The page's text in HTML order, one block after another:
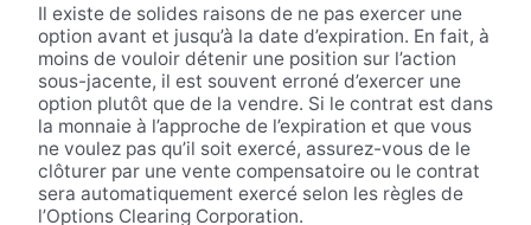
Il existe de solides raisons de ne pas exercer une
option avant et jusqu’à la date d’expiration. En fait, à
moins de vouloir détenir une position sur l’action
sous-jacente, il est souvent erroné d’exercer une
option plutôt que de la vendre. Si le contrat est dans
la monnaie à l’approche de l’expiration et que vous
ne voulez pas qu’il soit exercé, assurez-vous de le
clôturer par une vente compensatoire ou le contrat
sera automatiquement exercé selon les règles de
l’Options Clearing Corporation.